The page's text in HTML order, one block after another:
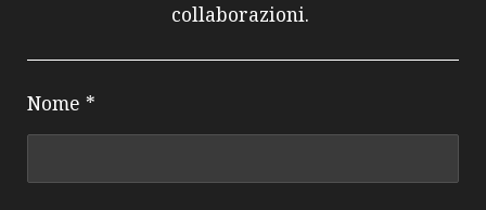
collaborazioni.
Nome *